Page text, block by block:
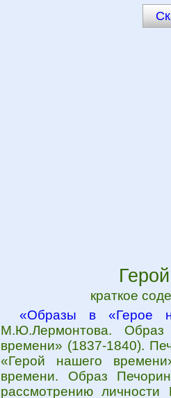
краткое
«Образы в «Герое
М.Ю.Лермонтова.
времени» (1837-1840).
«Герой нашего
времени. Образ
рассмотрению